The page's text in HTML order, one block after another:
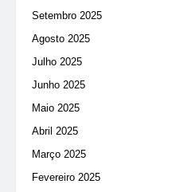
Setembro 2025
Agosto 2025
Julho 2025
Junho 2025
Maio 2025
Abril 2025
Março 2025
Fevereiro 2025